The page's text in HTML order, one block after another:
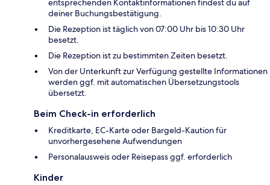
entsprechenden Kontaktinformationen findest du auf
deiner Buchungsbestätigung.
Die Rezeption ist täglich von 07:00 Uhr bis 10:30 Uhr
besetzt.
Die Rezeption ist zu bestimmten Zeiten besetzt.
Von der Unterkunft zur Verfügung gestellte Informationen
werden ggf. mit automatischen Übersetzungstools
übersetzt.
Beim Check-in erforderlich
Kreditkarte, EC-Karte oder Bargeld-Kaution für
unvorhergesehene Aufwendungen
Personalausweis oder Reisepass ggf. erforderlich
Kinder